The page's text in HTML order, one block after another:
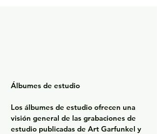
Álbumes de estudio
Los álbumes de estudio ofrecen una
visión general de las grabaciones de
estudio publicadas de Art Garfunkel y